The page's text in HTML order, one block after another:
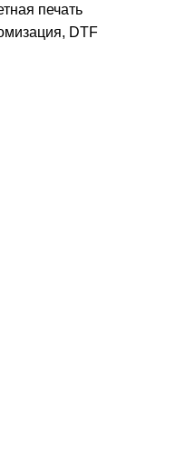
печать
DTF